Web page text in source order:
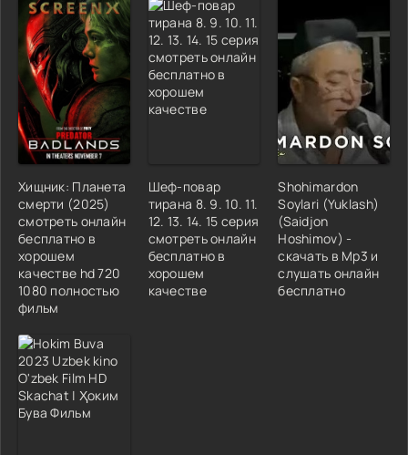
Хищник: Планета
смерти (2025)
смотреть онлайн
бесплатно в
хорошем
качестве hd 720
1080 полностью
фильм
Шеф-повар
тирана 8. 9. 10. 11.
12. 13. 14. 15 серия
смотреть онлайн
бесплатно в
хорошем
качестве
Shohimardon
Soylari (Yuklash)
(Saidjon
Hoshimov) -
скачать в Mp3 и
слушать онлайн
бесплатно